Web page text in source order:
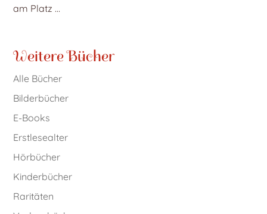
am Platz …
Weitere Bücher
Alle Bücher
Bilderbücher
E-Books
Erstlesealter
Hörbücher
Kinderbücher
Raritäten